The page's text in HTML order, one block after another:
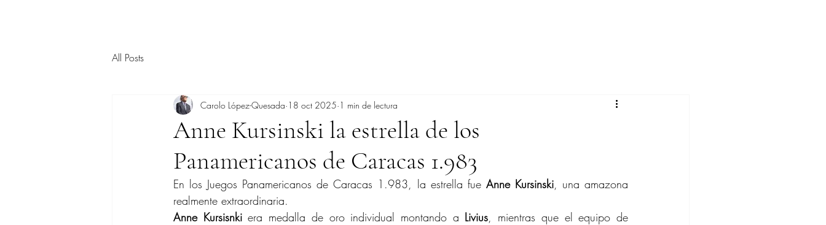
All Posts
Anne Kursinski la estrella de los
Panamericanos de Caracas 1.983
Carolo López-Quesada 18 oct 2025 1 min de lectura
En los Juegos Panamericanos de Caracas 1.983, la estrella fue Anne Kursinski, una amazona
realmente extraordinaria.
Anne Kursisnki era medalla de oro individual montando a Livius, mientras que el equipo de